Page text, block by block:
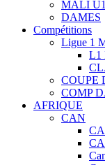
MALI
DAMES
Compétitions
Ligue 1
L1
COUPE
COMP
AFRIQUE
CAN